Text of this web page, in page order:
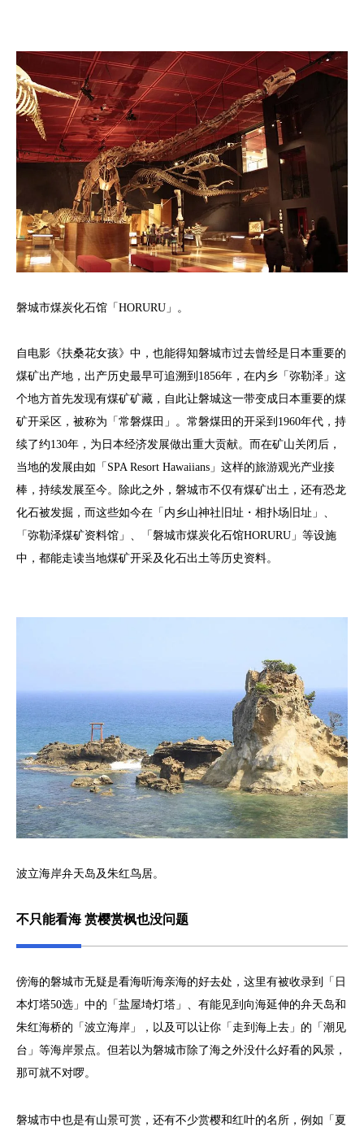
磐城市煤炭化石馆「HORURU」。
自电影《扶桑花女孩》中，也能得知磐城市过去曾经是日本重要的
煤矿出产地，出产历史最早可追溯到1856年，在内乡「弥勒泽」这
个地方首先发现有煤矿矿藏，自此让磐城这一带变成日本重要的煤
矿开采区，被称为「常磐煤田」。常磐煤田的开采到1960年代，持
续了约130年，为日本经济发展做出重大贡献。而在矿山关闭后，
当地的发展由如「SPA Resort Hawaiians」这样的旅游观光产业接
棒，持续发展至今。除此之外，磐城市不仅有煤矿出土，还有恐龙
化石被发掘，而这些如今在「内乡山神社旧址・相扑场旧址」、
「弥勒泽煤矿资料馆」、「磐城市煤炭化石馆HORURU」等设施
中，都能走读当地煤矿开采及化石出土等历史资料。
波立海岸弁天岛及朱红鸟居。
不只能看海 赏樱赏枫也没问题
傍海的磐城市无疑是看海听海亲海的好去处，这里有被收录到「日
本灯塔50选」中的「盐屋埼灯塔」、有能见到向海延伸的弁天岛和
朱红海桥的「波立海岸」，以及可以让你「走到海上去」的「潮见
台」等海岸景点。但若以为磐城市除了海之外没什么好看的风景，
那可就不对啰。
磐城市中也是有山景可赏，还有不少赏樱和红叶的名所，例如「夏